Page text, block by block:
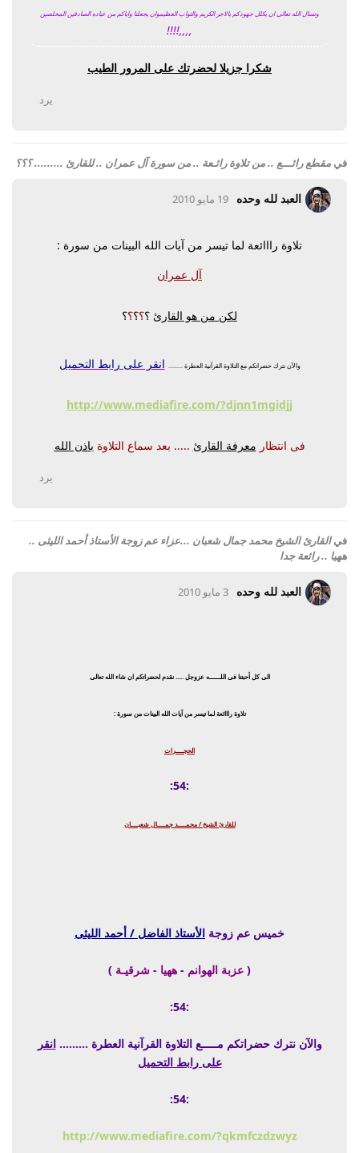
ونسال الله تعالى ان يكلل جهودكم بالاجر الكريم والثواب العظيموان يجعلنا واياكم من عباده الصادقين المخلصين
,,,,!!!!
شكرا جزيلا لحضرتك على المرور الطيب
يرد
في مقطع رائـــع .. من تلاوة رائـعة .. من سورة آل عمران .. للقارئ ......... ؟؟؟
العبد لله وحده 19 مايو 2010
تلاوة رااائعة لما تيسر من آيات الله البينات من سورة :
آل عمران
لكن من هو القارئ ؟؟؟؟؟
والآن نترك حضراتكم مع التلاوة القرآنية العطرة ......... انقر على رابط التحميل
http://www.mediafire.com/?djnn1mgidjj
فى انتظار معرفة القارئ ..... بعد سماع التلاوة باذن الله
يرد
فيالقارئ الشيخ محمد جمال شعبان ...عزاء عم زوجة الأستاذ أحمد الليثى ..
ههيا .. رائعة جدا
العبد لله وحده 3 مايو 2010
الى كل أحبتنا فى اللـــــــه عزوجل ..... نقدم لحضراتكم ان شاء الله تعالى
تلاوة رااائعة لما تيسر من آيات الله البينات من سورة :
الحجـــــرات
:54:
للقارئ الشيخ / محمـــــد جمـــــال شعبـــــان
خميس عم زوجة الأستاذ الفاضل / أحمد الليثى
( عزبة الهوانم - ههيا - شرقيـة )
:54:
والآن نترك حضراتكم مـــــع التلاوة القرآنية العطرة .........انقر
على رابط التحميل
:54:
http://www.mediafire.com/?qkmfczdzwyz